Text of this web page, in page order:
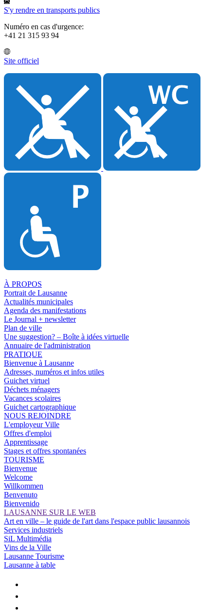
S'y rendre en transports publics
Numéro en cas d'urgence:
+41 21 315 93 94
Site officiel
À PROPOS
Portrait de Lausanne
Actualités municipales
Agenda des manifestations
Le Journal + newsletter
Plan de ville
Une suggestion? – Boîte à idées virtuelle
Annuaire de l'administration
PRATIQUE
Bienvenue à Lausanne
Adresses, numéros et infos utiles
Guichet virtuel
Déchets ménagers
Vacances scolaires
Guichet cartographique
NOUS REJOINDRE
L'employeur Ville
Offres d'emploi
Apprentissage
Stages et offres spontanées
TOURISME
Bienvenue
Welcome
Willkommen
Benvenuto
Bienvenido
LAUSANNE SUR LE WEB
Art en ville – le guide de l'art dans l'espace public lausannois
Services industriels
SiL Multimédia
Vins de la Ville
Lausanne Tourisme
Lausanne à table